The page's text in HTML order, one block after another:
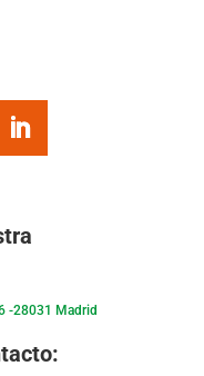
-28031 Madrid